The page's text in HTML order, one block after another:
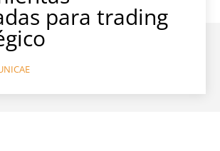
para trading